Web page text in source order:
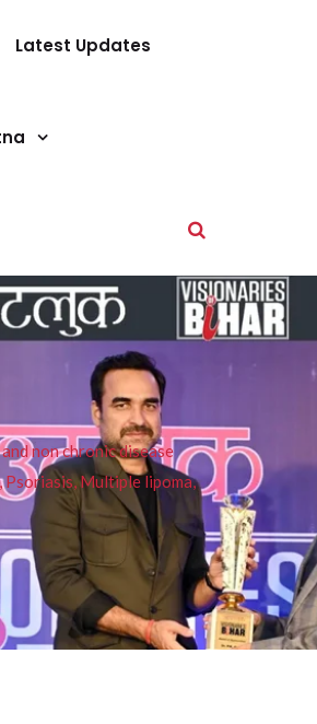
Latest Updates
non chronic disease
Psoriasis, Multiple lipoma,